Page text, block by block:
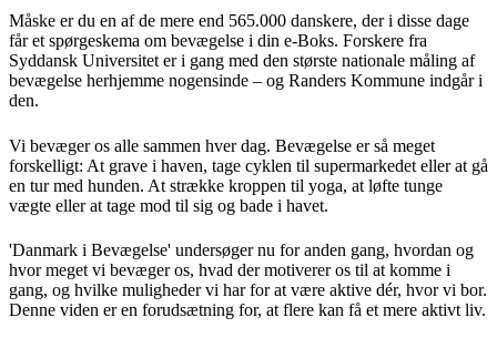
Måske er du en af de mere end 565.000 danskere, der i disse dage
får et spørgeskema om bevægelse i din e-Boks. Forskere fra
Syddansk Universitet er i gang med den største nationale måling af
bevægelse herhjemme nogensinde – og Randers Kommune indgår i
den.
Vi bevæger os alle sammen hver dag. Bevægelse er så meget
forskelligt: At grave i haven, tage cyklen til supermarkedet eller at gå
en tur med hunden. At strække kroppen til yoga, at løfte tunge
vægte eller at tage mod til sig og bade i havet.
'Danmark i Bevægelse' undersøger nu for anden gang, hvordan og
hvor meget vi bevæger os, hvad der motiverer os til at komme i
gang, og hvilke muligheder vi har for at være aktive dér, hvor vi bor.
Denne viden er en forudsætning for, at flere kan få et mere aktivt liv.